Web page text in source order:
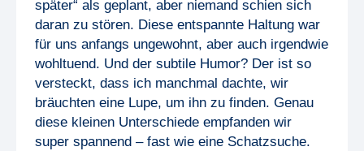
später“ als geplant, aber niemand schien sich
daran zu stören. Diese entspannte Haltung war
für uns anfangs ungewohnt, aber auch irgendwie
wohltuend. Und der subtile Humor? Der ist so
versteckt, dass ich manchmal dachte, wir
bräuchten eine Lupe, um ihn zu finden. Genau
diese kleinen Unterschiede empfanden wir
super spannend – fast wie eine Schatzsuche.